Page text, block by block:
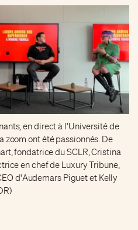
en direct à l'Université de
zoom ont été passionnés. De
fondatrice du SCLR, Cristina
en chef de Luxury Tribune,
d'Audemars Piguet et Kelly